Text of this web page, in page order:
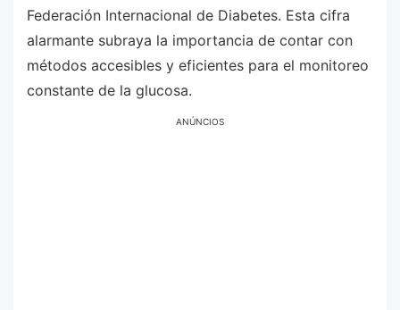
Federación Internacional de Diabetes. Esta cifra
alarmante subraya la importancia de contar con
métodos accesibles y eficientes para el monitoreo
constante de la glucosa.
ANÚNCIOS